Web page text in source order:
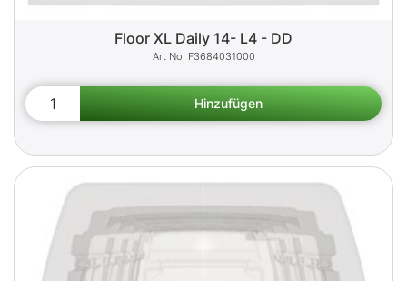
Floor XL Daily 14- L4 - DD
F3684031000